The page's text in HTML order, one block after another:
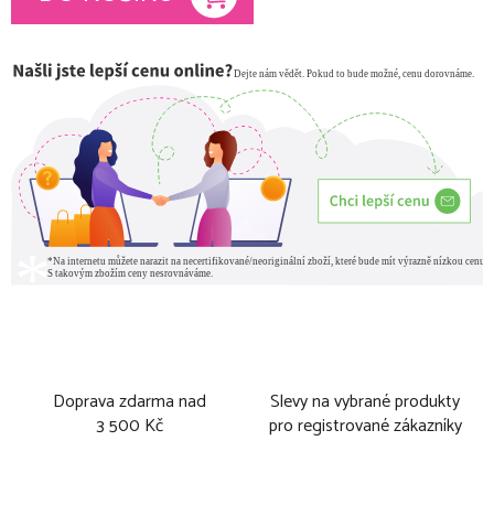
Doprava zdarma nad
3 500 Kč
Slevy na vybrané produkty
pro registrované zákazníky